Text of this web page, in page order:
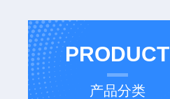
PRODUCT
产品分类